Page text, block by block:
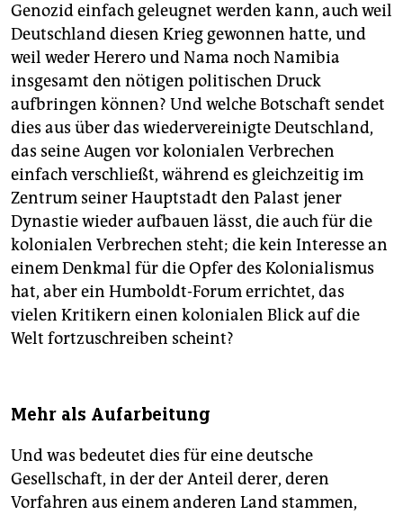
Genozid einfach geleugnet werden kann, auch weil
Deutschland diesen Krieg gewonnen hatte, und
weil weder Herero und Nama noch Namibia
insgesamt den nötigen politischen Druck
aufbringen können? Und welche Botschaft sendet
dies aus über das wiedervereinigte Deutschland,
das seine Augen vor kolonialen Verbrechen
einfach verschließt, während es gleichzeitig im
Zentrum seiner Hauptstadt den Palast jener
Dynastie wieder aufbauen lässt, die auch für die
kolonialen Verbrechen steht; die kein Interesse an
einem Denkmal für die Opfer des Kolonialismus
hat, aber ein Humboldt-Forum errichtet, das
vielen Kritikern einen kolonialen Blick auf die
Welt fortzuschreiben scheint?
Mehr als Aufarbeitung
Und was bedeutet dies für eine deutsche
Gesellschaft, in der der Anteil derer, deren
Vorfahren aus einem anderen Land stammen,